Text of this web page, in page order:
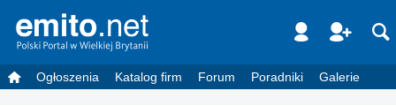
Ogłoszenia Katalog firm Forum Poradniki Galerie